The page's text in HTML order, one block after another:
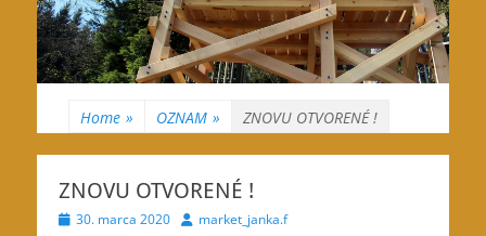
Home » OZNAM » ZNOVU OTVORENÉ !
ZNOVU OTVORENÉ !
Posted30. marca 2020 Authormarket_janka.f